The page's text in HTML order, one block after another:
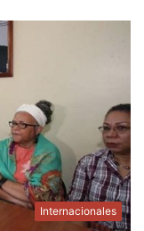
Internacionales